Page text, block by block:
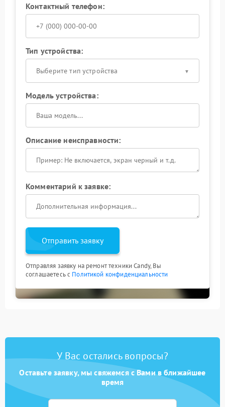
Контактный телефон:
Тип устройства:
Выберите тип устройства
Модель устройства:
Описание неисправности:
Комментарий к заявке:
Отправить заявку
Отправляя заявку на ремонт техники Candy, Вы
соглашаетесь с Политикой конфиденциальности
У Вас остались вопросы?
Оставьте заявку, мы свяжемся с Вами в ближайшее
время